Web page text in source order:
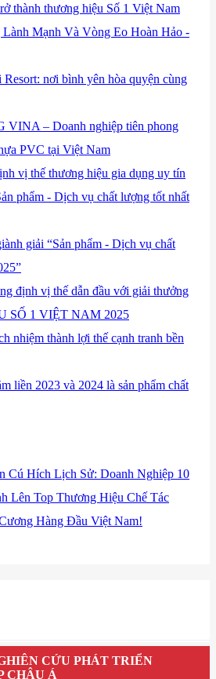
thành thương hiệu Số 1 Việt Nam
Mạnh Và Vòng Eo Hoàn Hảo -
Resort: nơi bình yên hòa quyện cùng
VINA – Doanh nghiệp tiên phong
PVC tại Việt Nam
vị thế thương hiệu gia dụng uy tín
phẩm - Dịch vụ chất lượng tốt nhất
giải “Sản phẩm - Dịch vụ chất
định vị thế dẫn đầu với giải thưởng
SỐ 1 VIỆT NAM 2025
nhiệm thành lợi thế cạnh tranh bền
liền 2023 và 2024 là sản phẩm chất
Cú Hích Lịch Sử: Doanh Nghiệp 10
Lên Top Thương Hiệu Chế Tác
Hàng Đầu Việt Nam!
CỨU PHÁT TRIỂN
CHÂU Á